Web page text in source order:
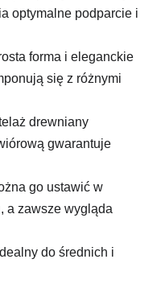
optymalne podparcie i
forma i eleganckie
się z różnymi
drewniany
gwarantuje
go ustawić w
a zawsze wygląda
do średnich i